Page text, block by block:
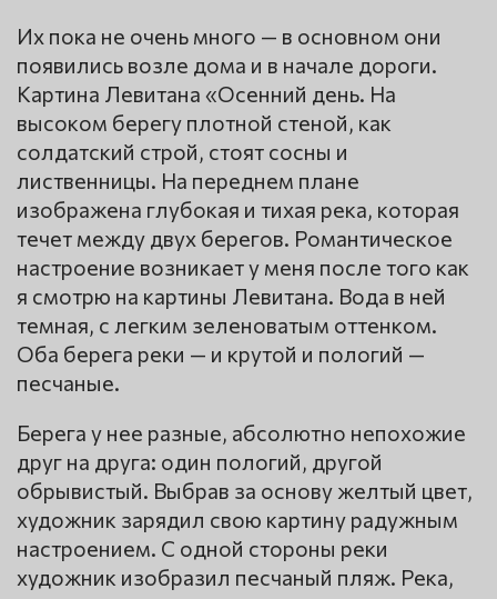
Их пока не очень много — в основном они
появились возле дома и в начале дороги.
Картина Левитана «Осенний день. На
высоком берегу плотной стеной, как
солдатский строй, стоят сосны и
лиственницы. На переднем плане
изображена глубокая и тихая река, которая
течет между двух берегов. Романтическое
настроение возникает у меня после того как
я смотрю на картины Левитана. Вода в ней
темная, с легким зеленоватым оттенком.
Оба берега реки — и крутой и пологий —
песчаные.
Берега у нее разные, абсолютно непохожие
друг на друга: один пологий, другой
обрывистый. Выбрав за основу желтый цвет,
художник зарядил свою картину радужным
настроением. С одной стороны реки
художник изобразил песчаный пляж. Река,